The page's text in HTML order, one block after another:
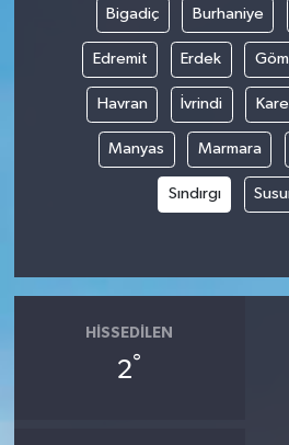
Bigadiç Burhaniye
Edremit Erdek
Havran İvrindi
Manyas Marmara
Sındırgı
HISSEDILEN
2°